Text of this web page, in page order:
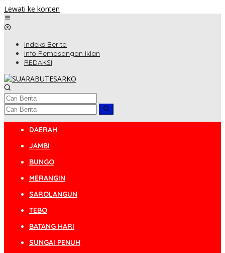
Lewati ke konten
Indeks Berita
Info Pemasangan Iklan
REDAKSI
DAERAH
JAMBI
BUNGO
MERANGIN
SAROLANGUN
TEBO
BATANG HARI
SUNGAI PENUH